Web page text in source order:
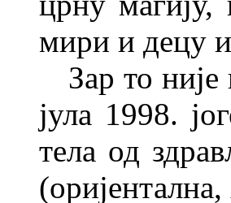
мири и децу
Зар то
јула 1998.
тела од